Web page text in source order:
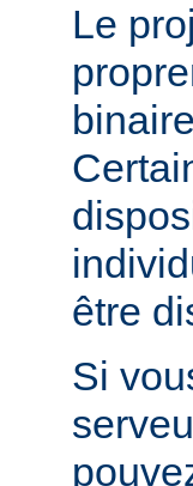
Le
être
Si